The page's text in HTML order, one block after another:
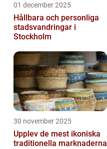
01 december 2025
Hållbara och personliga
stadsvandringar i
Stockholm
30 november 2025
Upplev de mest ikoniska
traditionella marknaderna